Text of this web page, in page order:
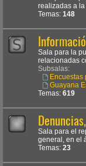
realizadas a la
Temas: 148
Sala para la
relacionadas
Subsalas:
Encuestas
Guayana
Temas: 619
Sala para el
general, en el
Temas: 23